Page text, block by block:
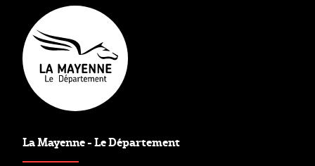
La Mayenne - Le Département